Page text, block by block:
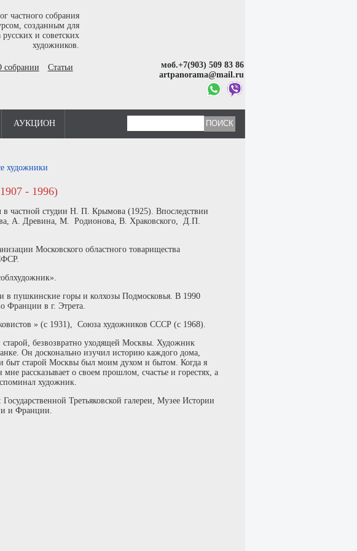
частного собрания
созданным для
и советских
художников.
собрании Статьи
моб.+7(903) 509 83 86
artpanorama@mail.ru
АУКЦИОН
художники
- 1996)
частной студии Н. П. Крымова (1925). Впоследствии
А. Древина, М. Родионова, В. Храковского, Д.П.
Московского областного товарищества
в пушкинские горы и колхозы Подмосковья. В 1990
Франции в г. Этрета.
» (с 1931), Союза художников СССР (с 1968).
безвозвратно уходящей Москвы. Художник
Он досконально изучил историю каждого дома,
быт старой Москвы был моим духом и бытом. Когда я
рассказывает о своем прошлом, счастье и горестях, а
художник.
Третьяковской галереи, Музее Истории
и Франции.